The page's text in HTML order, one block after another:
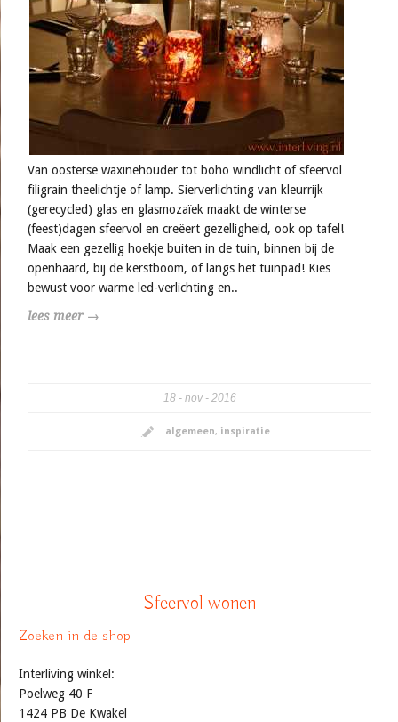
Van oosterse waxinehouder tot boho windlicht of sfeervol
filigrain theelichtje of lamp. Sierverlichting van kleurrijk
(gerecycled) glas en glasmozaïek maakt de winterse
(feest)dagen sfeervol en creëert gezelligheid, ook op tafel!
Maak een gezellig hoekje buiten in de tuin, binnen bij de
openhaard, bij de kerstboom, of langs het tuinpad! Kies
bewust voor warme led-verlichting en..
lees meer →
18 nov 2016
algemeen, inspiratie
Sfeervol wonen
Zoeken in de shop
Interliving winkel:
Poelweg 40 F
1424 PB De Kwakel